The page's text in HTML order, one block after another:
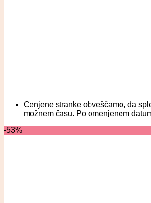
Cenjene stranke obveščamo, da
možnem času. Po omenjenem
-53%